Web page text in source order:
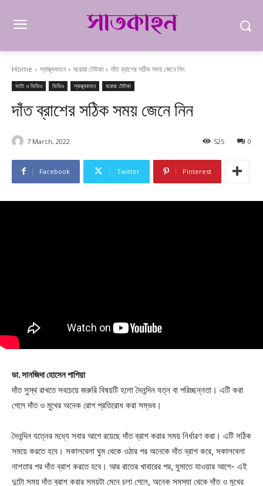
Home স্বাস্থ্যকাহন ঘরোয়া টোটকা দাঁত ব্রাশের সঠিক সময় জেনে নিন
ফটো ও ভিডিও ভিডিও স্বাস্থ্যকাহন ঘরোয়া টোটকা
দাঁত ব্রাশের সঠিক সময় জেনে নিন
7 March, 2022 0
525
Facebook Twitter Pinterest
ডা. সানজিদা হোসেন পাপিয়া
দাঁত সুস্থ রাখতে সবচেয়ে জরুরি বিষয়টি হলো দৈনন্দিন যত্ন বা পরিচ্ছন্নতা। এটি করা
গেলে দাঁত ও মুখের অনেক রোগ প্রতিরোধ করা সম্ভব।
দৈনন্দিন যত্নের মধ্যে সবার আগে রয়েছে দাঁত ব্রাশ করার সময় নির্ধারণ করা। এটি সঠিক
সময়ে করতে হবে। সকালবেলা ঘুম থেকে ওঠার পর অনেকে দাঁত ব্রাশ করে, সকালবেলা
নাশতার পর দাঁত ব্রাশ করতে হবে। আর রাতের খাবারের পর, ঘুমাতে যাওয়ার আগে- এই
দুটো সময় দাঁত ব্রাশ করার সময়টা মেনে চলা গেলে, অনেক সমস্যা থেকে দাঁত ও মুখের